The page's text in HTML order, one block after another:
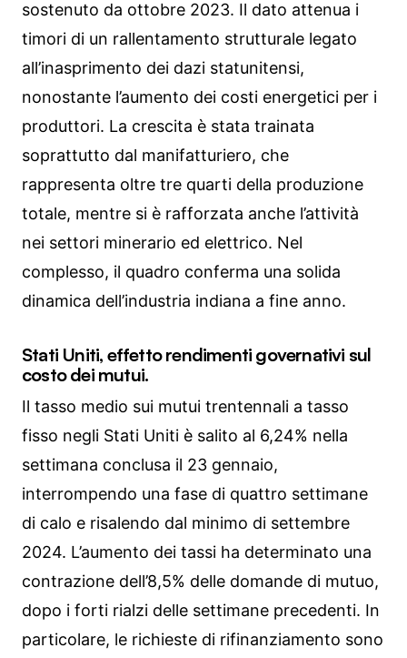
sostenuto da ottobre 2023. Il dato attenua i
timori di un rallentamento strutturale legato
all’inasprimento dei dazi statunitensi,
nonostante l’aumento dei costi energetici per i
produttori. La crescita è stata trainata
soprattutto dal manifatturiero, che
rappresenta oltre tre quarti della produzione
totale, mentre si è rafforzata anche l’attività
nei settori minerario ed elettrico. Nel
complesso, il quadro conferma una solida
dinamica dell’industria indiana a fine anno.
Stati Uniti, effetto rendimenti governativi sul
costo dei mutui.
Il tasso medio sui mutui trentennali a tasso
fisso negli Stati Uniti è salito al 6,24% nella
settimana conclusa il 23 gennaio,
interrompendo una fase di quattro settimane
di calo e risalendo dal minimo di settembre
2024. L’aumento dei tassi ha determinato una
contrazione dell’8,5% delle domande di mutuo,
dopo i forti rialzi delle settimane precedenti. In
particolare, le richieste di rifinanziamento sono